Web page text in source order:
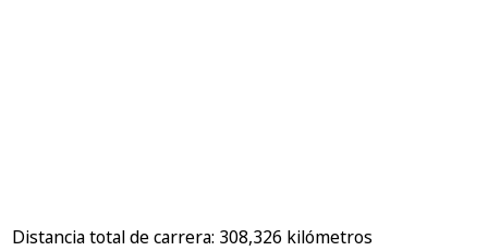
Distancia total de carrera: 308,326 kilómetros